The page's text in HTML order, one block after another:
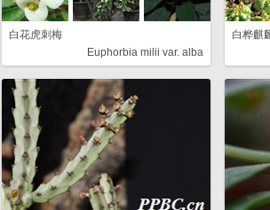
白花虎刺梅
Euphorbia milii var. alba
白桦麒